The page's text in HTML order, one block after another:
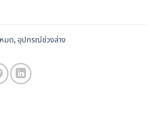
มด,อุปกรณ์ช่วงล่าง